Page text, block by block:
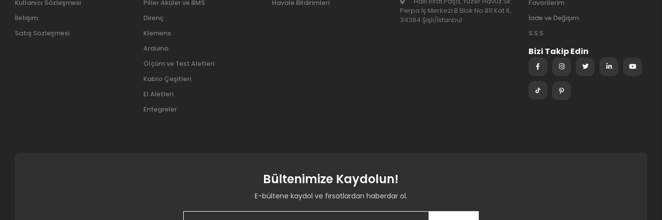
Kullanıcı Sözleşmesi
İletişim
Satış Sözleşmesi
Piller Aküler ve BMS
Direnç
Klemens
Arduino
Ölçüm ve Test Aletleri
Kablo Çeşitleri
El Aletleri
Entegreler
Havale Bildirimleri
Perpa İş Merkezi B Blok No 811 Kat 6,
34384 Şişli/İstanbul
Favorilerim
İade ve Değişim
S.S.S
Bizi Takip Edin
Bültenimize Kaydolun!
E-bültene kaydol ve fırsatlardan haberdar ol.